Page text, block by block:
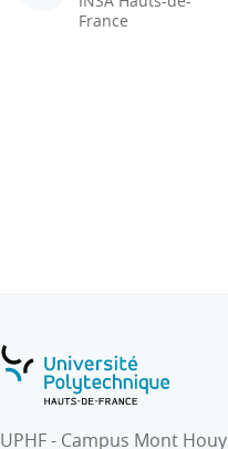
France
UPHF - Campus Mont Houy